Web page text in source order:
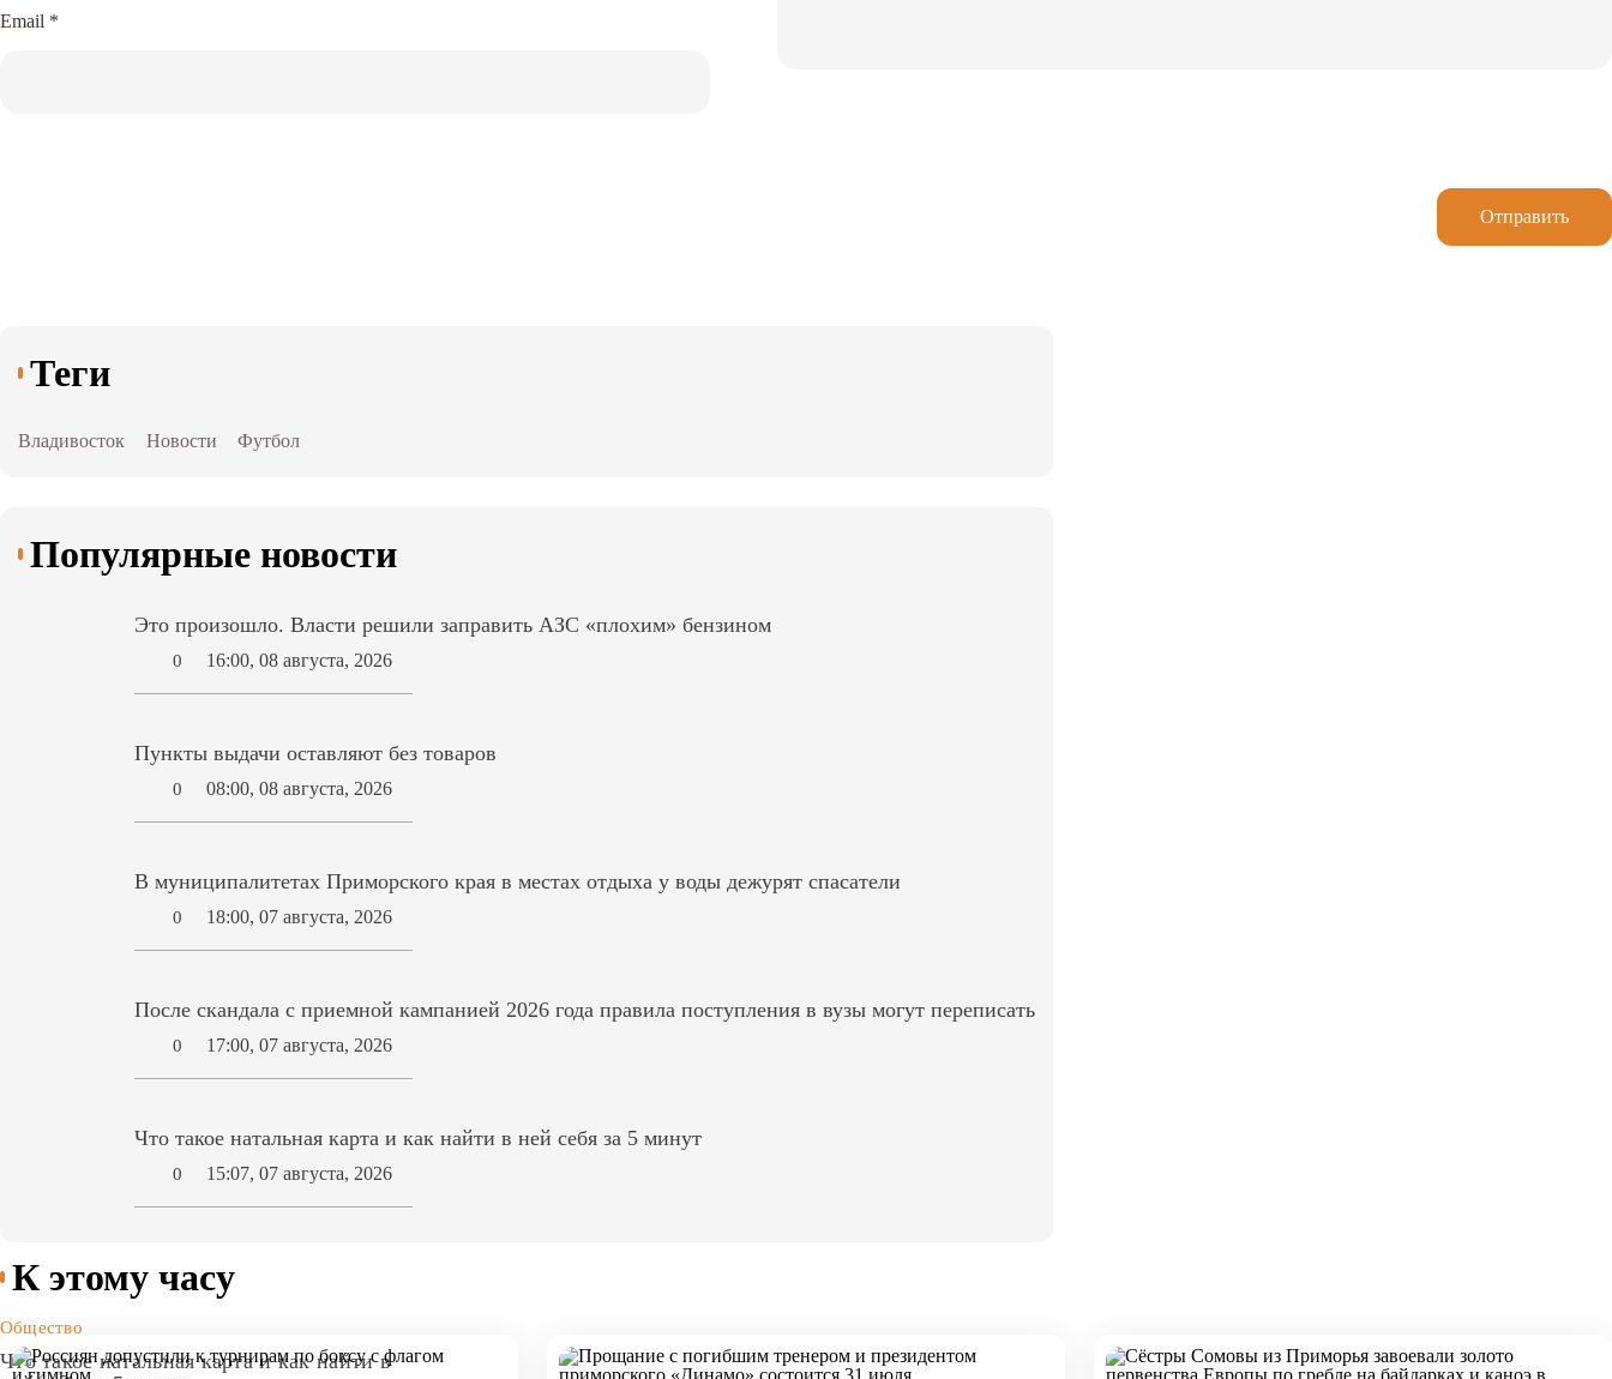
Email *
Отправить
Теги
Владивосток Новости Футбол
Популярные новости
Это произошло. Власти решили заправить АЗС «плохим» бензином
0 16:00, 08 августа, 2026
Пункты выдачи оставляют без товаров
0 08:00, 08 августа, 2026
В муниципалитетах Приморского края в местах отдыха у воды дежурят спасатели
0 18:00, 07 августа, 2026
После скандала с приемной кампанией 2026 года правила поступления в вузы могут переписать
0 17:00, 07 августа, 2026
Что такое натальная карта и как найти в ней себя за 5 минут
0 15:07, 07 августа, 2026
К этому часу
Общество
Что такое натальная карта и как найти в